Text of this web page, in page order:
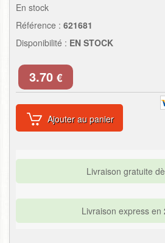
En stock
Référence : 621681
Disponibilité : EN STOCK
3.70 €
Ajouter au panier
Livraison gratuite
Livraison express en